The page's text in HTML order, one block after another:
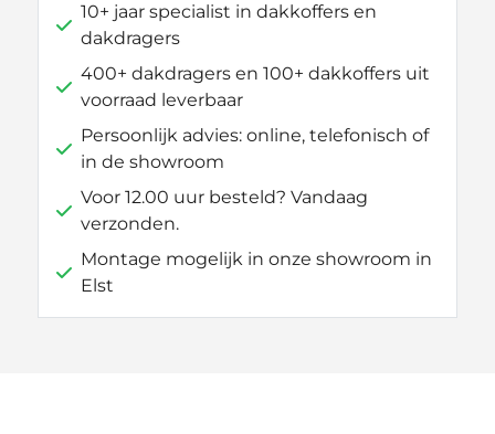
10+ jaar specialist in dakkoffers en
dakdragers
400+ dakdragers en 100+ dakkoffers uit
voorraad leverbaar
Persoonlijk advies: online, telefonisch of
in de showroom
Voor 12.00 uur besteld? Vandaag
verzonden.
Montage mogelijk in onze showroom in
Elst